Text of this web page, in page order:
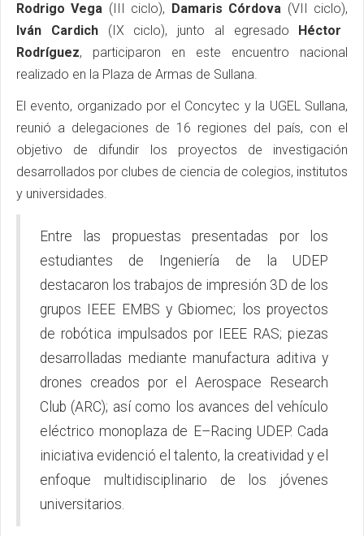
Rodrigo Vega (III ciclo), Damaris Córdova (VII ciclo),
Iván Cardich(IX ciclo), junto al egresado
Héctor
Rodríguez, participaron en este encuentro nacional
realizado en la Plaza de Armas de Sullana.
El evento, organizado por el Concytec y la UGEL Sullana,
reunió a delegaciones de 16 regiones del país, con el
objetivo de difundir los proyectos de investigación
desarrollados por clubes de ciencia de colegios, institutos
y universidades.
Entre las propuestas presentadas por los
estudiantes de Ingeniería de la UDEP
destacaron los trabajos de impresión 3D de los
grupos IEEE EMBS y Gbiomec; los proyectos
de robótica impulsados por IEEE RAS; piezas
desarrolladas mediante manufactura aditiva y
drones creados por el Aerospace Research
Club (ARC); así como los avances del vehículo
eléctrico monoplaza de E–Racing UDEP. Cada
iniciativa evidenció el talento, la creatividad y el
enfoque multidisciplinario de los jóvenes
universitarios.